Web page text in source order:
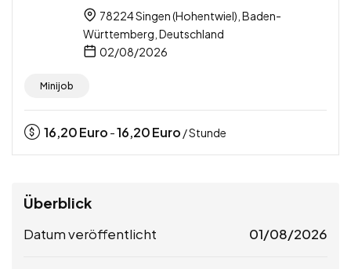
78224 Singen (Hohentwiel), Baden-
Württemberg, Deutschland
02/08/2026
Minijob
16,20Euro -16,20Euro / Stunde
Überblick
Datum veröffentlicht 01/08/2026